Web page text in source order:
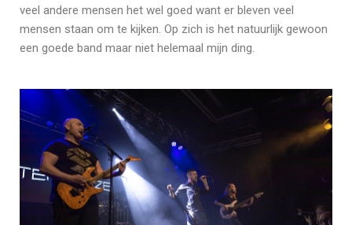
veel andere mensen het wel goed want er bleven veel
mensen staan om te kijken. Op zich is het natuurlijk gewoon
een goede band maar niet helemaal mijn ding.